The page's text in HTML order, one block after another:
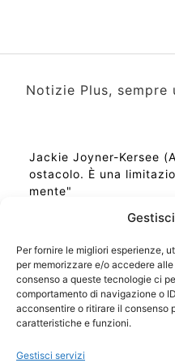
Per fornire le migliori esperienze,
per memorizzare e/o accedere
consenso a queste tecnologie ci
comportamento di navigazione o
acconsentire o ritirare il consenso
caratteristiche e funzioni.
Gestisci servizi
Notizie Plus, sempre
Jackie Joyner-Kersee
ostacolo. È una
mente"
Ora Esatta in Italia in
Ti Senti Strano
la Risonanza di
Come Sapere Se Stai